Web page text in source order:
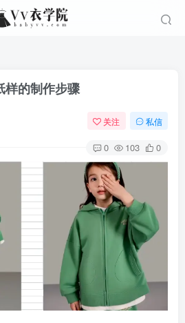
样的制作步骤
关注 私信
0 103 0